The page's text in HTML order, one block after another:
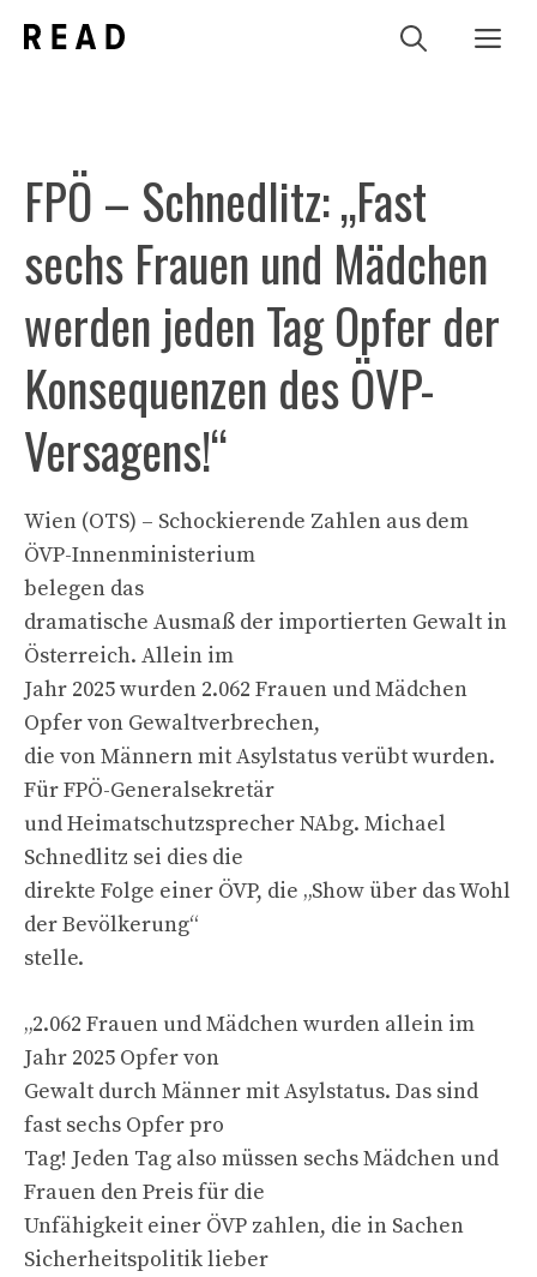
Inhalt
FPÖ – Schnedlitz: „Fast
sechs Frauen und Mädchen
werden jeden Tag Opfer der
Konsequenzen des ÖVP-
Versagens!“
Wien (OTS) – Schockierende Zahlen aus dem
ÖVP-Innenministerium
belegen das
dramatische Ausmaß der importierten Gewalt in
Österreich. Allein im
Jahr 2025 wurden 2.062 Frauen und Mädchen
Opfer von Gewaltverbrechen,
die von Männern mit Asylstatus verübt wurden.
Für FPÖ-Generalsekretär
und Heimatschutzsprecher NAbg. Michael
Schnedlitz sei dies die
direkte Folge einer ÖVP, die „Show über das Wohl
der Bevölkerung“
stelle.
„2.062 Frauen und Mädchen wurden allein im
Jahr 2025 Opfer von
Gewalt durch Männer mit Asylstatus. Das sind
fast sechs Opfer pro
Tag! Jeden Tag also müssen sechs Mädchen und
Frauen den Preis für die
Unfähigkeit einer ÖVP zahlen, die in Sachen
Sicherheitspolitik lieber